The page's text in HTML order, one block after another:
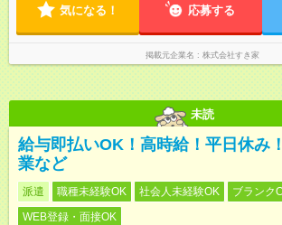
気になる！ 応募する
掲載元企業名 株式会社すき家
未読
給与即払いOK！高時給！平日休み
業など
派遣 職種未経験OK 社会人未経験OK
ブランク
WEB登録・面接OK